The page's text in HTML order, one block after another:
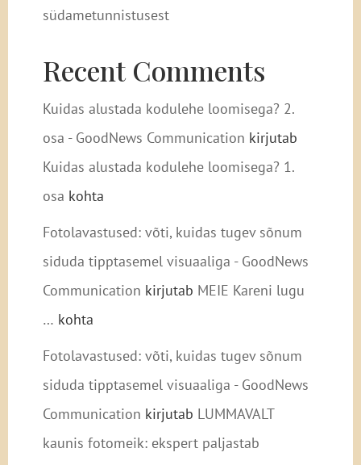
südametunnistusest
Recent Comments
Kuidas alustada kodulehe loomisega? 2.
osa - GoodNews Communication kirjutab
Kuidas alustada kodulehe loomisega? 1.
osa kohta
Fotolavastused: võti, kuidas tugev sõnum
siduda tipptasemel visuaaliga - GoodNews
Communication kirjutab MEIE Kareni lugu
… kohta
Fotolavastused: võti, kuidas tugev sõnum
siduda tipptasemel visuaaliga - GoodNews
Communication kirjutab LUMMAVALT
kaunis fotomeik: ekspert paljastab